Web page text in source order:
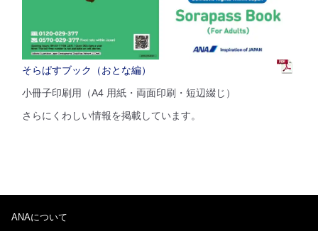
そらぱすブック（おとな編）
小冊子印刷用（A4 用紙・両面印刷・短辺綴じ）
さらにくわしい情報を掲載しています。
ANAについて